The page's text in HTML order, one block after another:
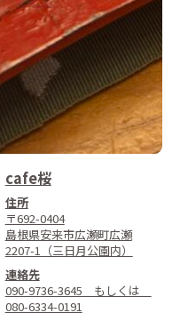
cafe桜
住所
〒692-0404
島根県安来市広瀬町広瀬
2207-1（三日月公園内）
連絡先
090-9736-3645 もしくは
080-6334-0191